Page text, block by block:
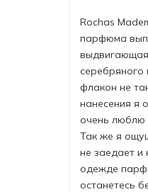
Rochas
парфюма
флакон не
нанесения я
очень люблю
Так же я
не заедает и
одежде
останетесь